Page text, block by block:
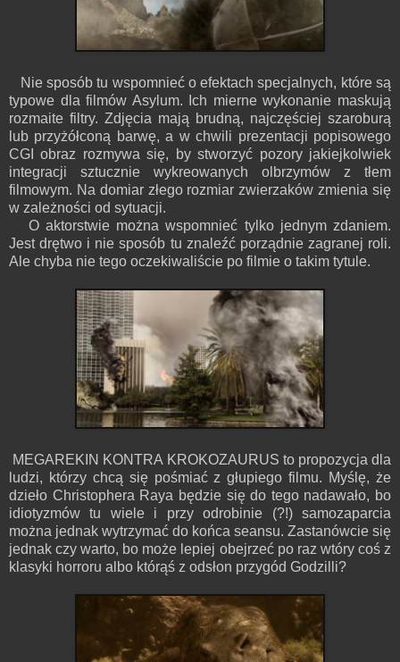
Nie sposób tu wspomnieć o efektach specjalnych, które są
typowe dla filmów Asylum. Ich mierne wykonanie maskują
rozmaite filtry. Zdjęcia mają brudną, najczęściej szaroburą
lub przyżółconą barwę, a w chwili prezentacji popisowego
CGI obraz rozmywa się, by stworzyć pozory jakiejkolwiek
integracji sztucznie wykreowanych olbrzymów z tłem
filmowym. Na domiar złego rozmiar zwierzaków zmienia się
w zależności od sytuacji.
O aktorstwie można wspomnieć tylko jednym zdaniem.
Jest drętwo i nie sposób tu znaleźć porządnie zagranej roli.
Ale chyba nie tego oczekiwaliście po filmie o takim tytule.
MEGAREKIN KONTRA KROKOZAURUS to propozycja dla
ludzi, którzy chcą się pośmiać z głupiego filmu. Myślę, że
dzieło Christophera Raya będzie się do tego nadawało, bo
idiotyzmów tu wiele i przy odrobinie (?!) samozaparcia
można jednak wytrzymać do końca seansu. Zastanówcie się
jednak czy warto, bo może lepiej obejrzeć po raz wtóry coś z
klasyki horroru albo którąś z odsłon przygód Godzilli?